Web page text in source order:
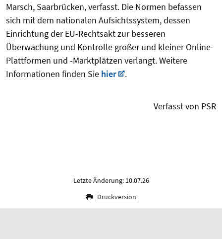
Marsch, Saarbrücken, verfasst. Die Normen befassen
sich mit dem nationalen Aufsichtssystem, dessen
Einrichtung der EU-Rechtsakt zur besseren
Überwachung und Kontrolle großer und kleiner Online-
Plattformen und -Marktplätzen verlangt. Weitere
Informationen finden Sie hier .
Verfasst von PSR
Letzte Änderung: 10.07.26
Druckversion